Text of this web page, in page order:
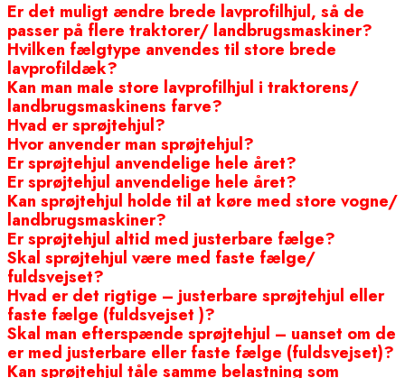
Er det muligt ændre brede lavprofilhjul, så de
passer på flere traktorer/ landbrugsmaskiner?
Hvilken fælgtype anvendes til store brede
lavprofildæk?
Kan man male store lavprofilhjul i traktorens/
landbrugsmaskinens farve?
Hvad er sprøjtehjul?
Hvor anvender man sprøjtehjul?
Er sprøjtehjul anvendelige hele året?
Er sprøjtehjul anvendelige hele året?
Kan sprøjtehjul holde til at køre med store vogne/
landbrugsmaskiner?
Er sprøjtehjul altid med justerbare fælge?
Skal sprøjtehjul være med faste fælge/
fuldsvejset?
Hvad er det rigtige – justerbare sprøjtehjul eller
faste fælge (fuldsvejset )?
Skal man efterspænde sprøjtehjul – uanset om de
er med justerbare eller faste fælge (fuldsvejset)?
Kan sprøjtehjul tåle samme belastning som